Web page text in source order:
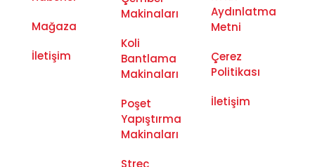
Mağaza
İletişim
Makinaları
Koli
Bantlama
Makinaları
Poşet
Yapıştırma
Makinaları
Aydınlatma
Metni
Çerez
Politikası
İletişim